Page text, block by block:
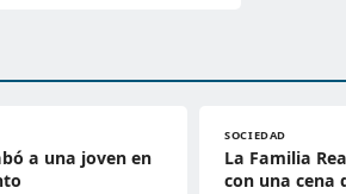
a una joven en
SOCIEDAD
La Familia
con una cena